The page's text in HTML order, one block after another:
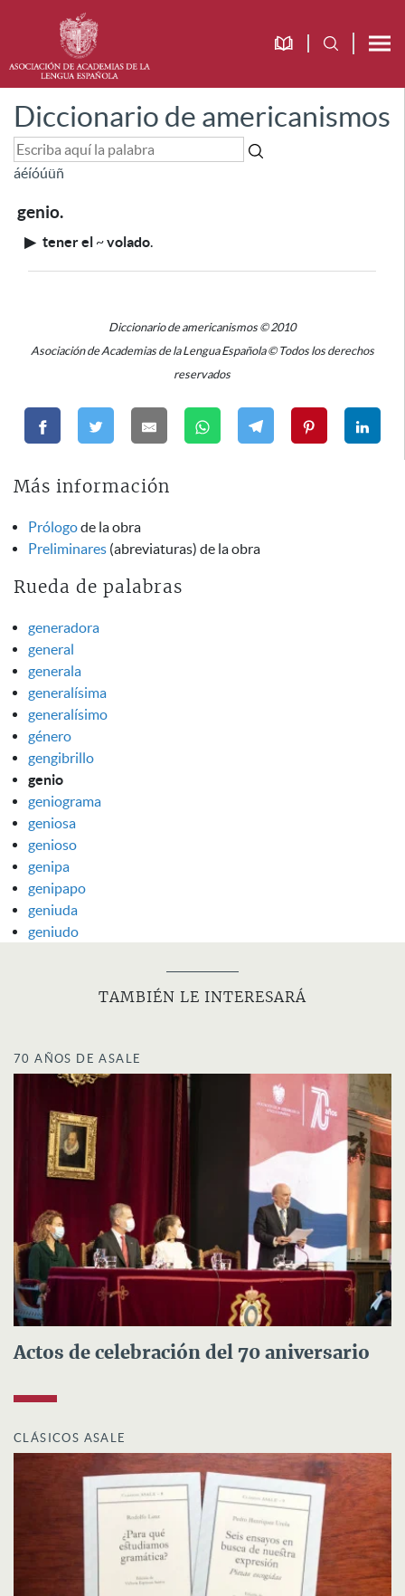
Diccionario de americanismos
áéíóúüñ
genio.
▶ tener el ~volado.
Diccionario de americanismos © 2010
Asociación de Academias de la Lengua Española © Todos los derechos
reservados
Más información
Prólogode la obra
Preliminares (abreviaturas) de la obra
Rueda de palabras
generadora
general
generala
generalísima
generalísimo
género
gengibrillo
genio
geniograma
geniosa
genioso
genipa
genipapo
geniuda
geniudo
TAMBIÉN LE INTERESARÁ
70 AÑOS DE ASALE
Actos de celebración del 70 aniversario
CLÁSICOS ASALE